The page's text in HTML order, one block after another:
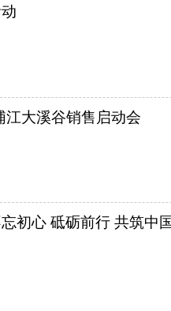
大溪谷销售启动会
初心 砥砺前行 共筑中